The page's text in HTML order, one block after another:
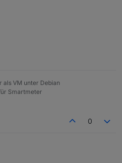
für die Antwort.
als VM unter Debian
Smartmeter
0